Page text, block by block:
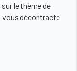
le thème de
vous décontracté